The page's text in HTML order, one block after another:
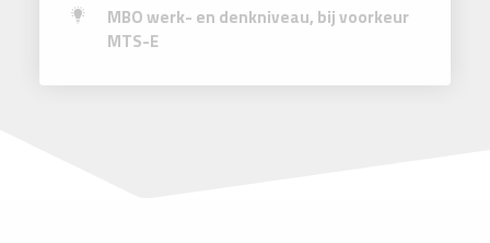
MBO werk- en denkniveau, bij voorkeur
MTS-E